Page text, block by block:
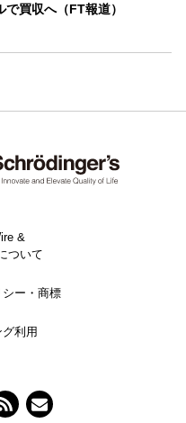
買収へ（FT報道）
&
ついて
ー・商標
利用